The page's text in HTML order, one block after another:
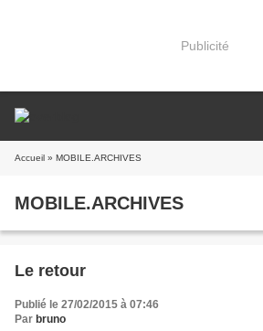
Publicité
Accueil » MOBILE.ARCHIVES
MOBILE.ARCHIVES
Le retour
Publié le 27/02/2015 à 07:46
Par bruno